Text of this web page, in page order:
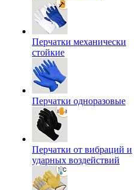
Перчатки механически
стойкие
Перчатки одноразовые
Перчатки от вибраций и
ударных воздействий